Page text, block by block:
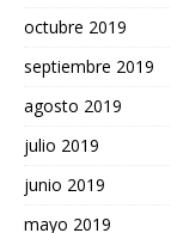
octubre 2019
septiembre 2019
agosto 2019
julio 2019
junio 2019
mayo 2019